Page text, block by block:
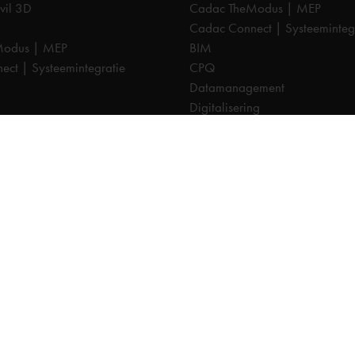
3D
| MEP
| Systeemintegratie
Cadac TheModus | MEP
Cadac Connect |
BIM
CPQ
Datamanagement
Digitalisering